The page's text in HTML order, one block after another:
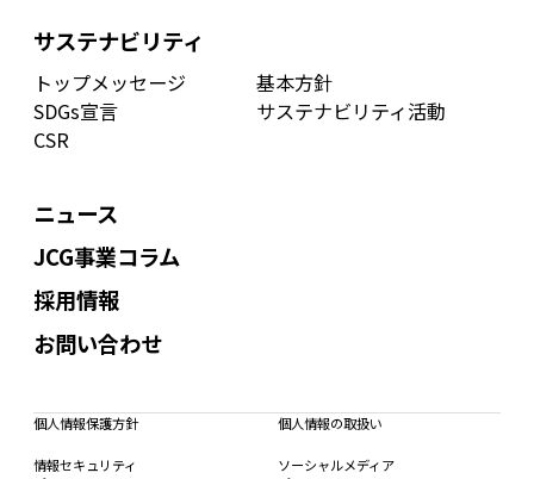
サステナビリティ
トップメッセージ
基本方針
SDGs宣言
サステナビリティ活動
CSR
ニュース
JCG事業コラム
採用情報
お問い合わせ
個人情報保護方針 個人情報の取扱い
情報セキュリティ
ソーシャルメディア